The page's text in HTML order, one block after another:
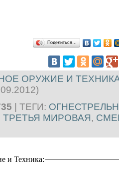
Поделиться…
ОРУЖИЕ И
ТЕГИ:
ТРЕТЬЯ МИРОВАЯ,
и Техника: